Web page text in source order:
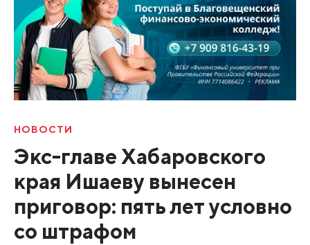
НОВОСТИ
Экс-главе Хабаровского
края Ишаеву вынесен
приговор: пять лет условно
со штрафом